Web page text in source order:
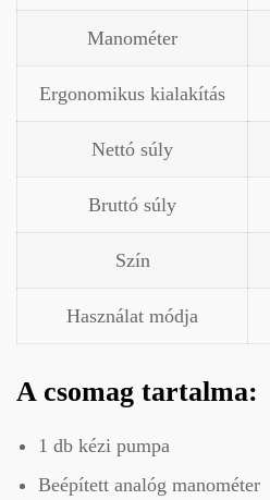
Manométer
Ergonomikus kialakítás
Nettó súly
Bruttó súly
Szín
Használat módja
A csomag tartalma:
1 db kézi pumpa
Beépített analóg manométer